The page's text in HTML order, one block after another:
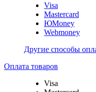
Visa
Mastercard
ЮMoney
Webmoney
Другие способы
Оплата товаров
Visa